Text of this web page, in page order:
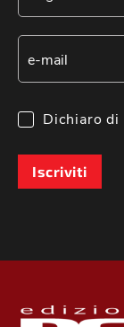
Dichiaro di
Iscriviti